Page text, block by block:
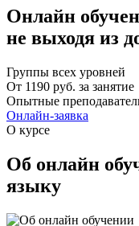
Онлайн
не выходя из
Группы всех уровней
От 1190 руб. за занятие
Опытные
Онлайн-заявка
О курсе
Об онлайн
языку